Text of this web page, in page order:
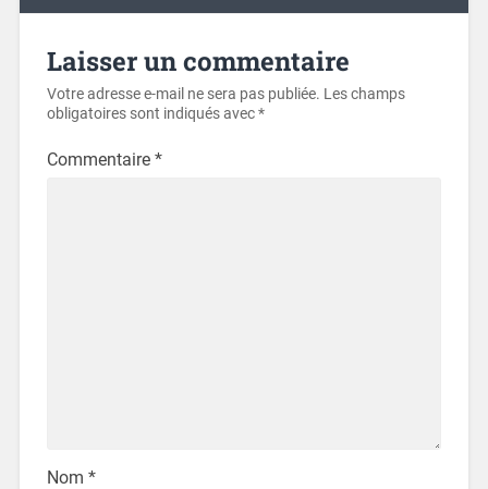
Laisser un commentaire
Votre adresse e-mail ne sera pas publiée. Les champs
obligatoires sont indiqués avec*
Commentaire *
Nom *